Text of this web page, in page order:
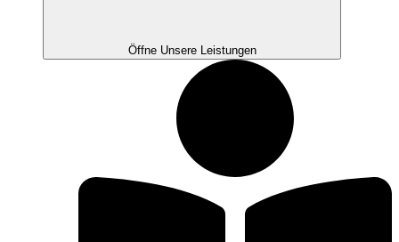
Öffne Unsere Leistungen